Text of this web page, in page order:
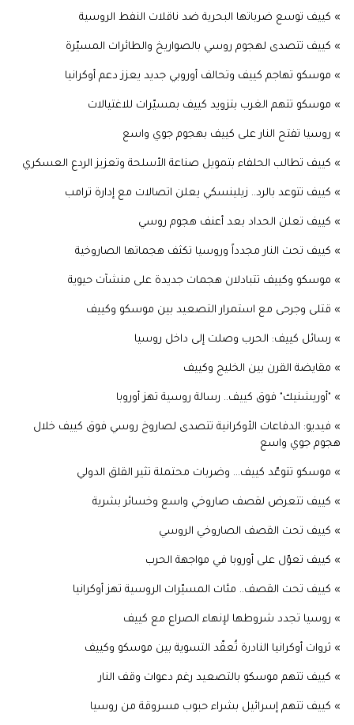
» كييف توسع ضرباتها البحرية ضد ناقلات النفط الروسية
» كييف تتصدى لهجوم روسي بالصواريخ والطائرات المسيّرة
» موسكو تهاجم كييف وتحالف أوروبي جديد يعزز دعم أوكرانيا
» موسكو تتهم الغرب بتزويد كييف بمسيّرات للاغتيالات
» روسيا تفتح النار على كييف بهجوم جوي واسع
» كييف تطالب الحلفاء بتمويل صناعة الأسلحة وتعزيز الردع العسكري
» كييف تتوعد بالرد.. زيلينسكي يعلن اتصالات مع إدارة ترامب
» كييف تعلن الحداد بعد أعنف هجوم روسي
» كييف تحت النار مجدداً وروسيا تكثف هجماتها الصاروخية
» موسكو وكييف تتبادلان هجمات جديدة على منشآت حيوية
» قتلى وجرحى مع استمرار التصعيد بين موسكو وكييف
» رسائل كييف: الحرب وصلت إلى داخل روسيا
» مقايضة القرن بين الخليج وكييف
» "أوريشنيك" فوق كييف.. رسالة روسية تهز أوروبا
» فيديو: الدفاعات الأوكرانية تتصدى لصاروخ روسي فوق كييف خلال
هجوم جوي واسع
» موسكو تتوعّد كييف... وضربات محتملة تثير القلق الدولي
» كييف تتعرض لقصف صاروخي واسع وخسائر بشرية
» كييف تحت القصف الصاروخي الروسي
» كييف تعوّل على أوروبا في مواجهة الحرب
» كييف تحت القصف.. مئات المسيّرات الروسية تهز أوكرانيا
» روسيا تجدد شروطها لإنهاء الصراع مع كييف
» ثروات أوكرانيا النادرة تُعقّد التسوية بين موسكو وكييف
» كييف تتهم موسكو بالتصعيد رغم دعوات وقف النار
» كييف تتهم إسرائيل بشراء حبوب مسروقة من روسيا